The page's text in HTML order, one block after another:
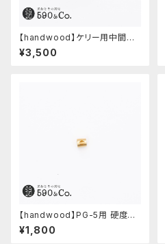
【handwood】ケリー用中間パ
ーツ/カスタムグリップ (ディンプ
ル/ステンレス)
¥3,500
【handwood】PG-5用 硬度表
示窓 (真鍮/菱形窓)
¥1,800